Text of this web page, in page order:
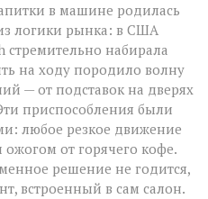
в машине родилась
логики рынка: в США
стремительно набирала
на ходу породило волну
— от подставок на дверях
приспособления были
любое резкое движение
от горячего кофе.
решение не годится,
встроенный в сам салон.